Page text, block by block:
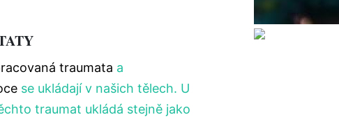
traumata a
se ukládají v našich tělech. U
traumat ukládá stejně jako